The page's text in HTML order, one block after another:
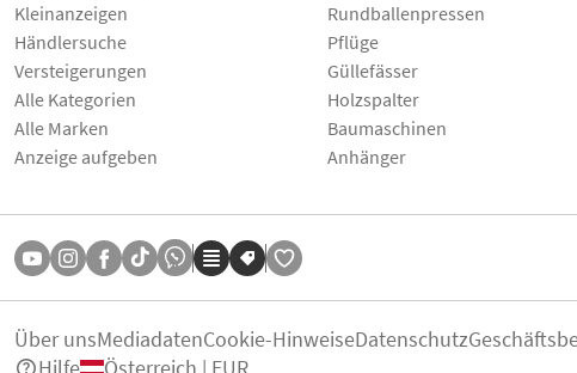
Kleinanzeigen
Händlersuche
Versteigerungen
Alle Kategorien
Alle Marken
Anzeige aufgeben
Rundballenpressen
Pflüge
Güllefässer
Holzspalter
Baumaschinen
Anhänger
Über unsMediadatenCookie-HinweiseDatenschutz